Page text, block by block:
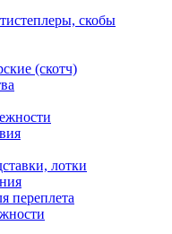
скобы
(скотч)
лотки
переплета